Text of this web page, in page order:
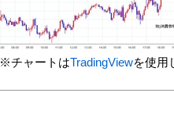
※チャートはTradingViewを使用